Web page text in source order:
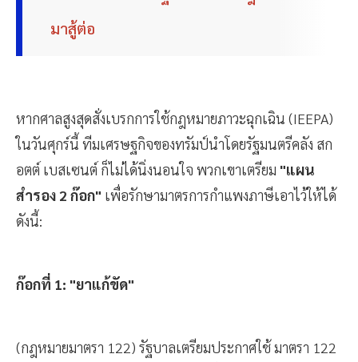
มาสู้ต่อ
หากศาลสูงสุดสั่งเบรกการใช้กฎหมายภาวะฉุกเฉิน (IEEPA)
ในวันศุกร์นี้ ทีมเศรษฐกิจของทรัมป์นำโดยรัฐมนตรีคลัง สก
อตต์ เบสเซนต์ ก็ไม่ได้นิ่งนอนใจ พวกเขาเตรียม "แผน
สำรอง 2 ก๊อก" เพื่อรักษามาตรการกำแพงภาษีเอาไว้ให้ได้
ดังนี้:
ก๊อกที่ 1: "ยาแก้ขัด"
(กฎหมายมาตรา 122) รัฐบาลเตรียมประกาศใช้ มาตรา 122